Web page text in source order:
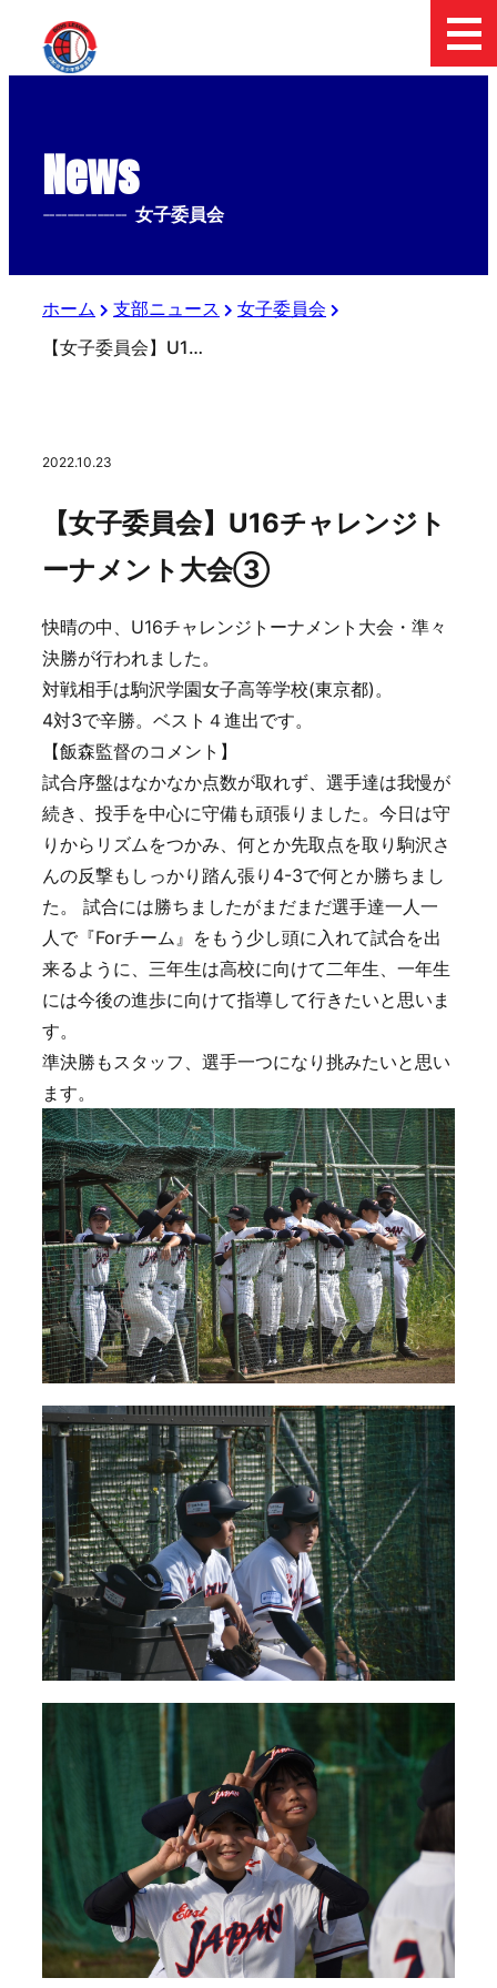
News
-------------- 女子委員会
ホーム 支部ニュース
女子委員会
【女子委員会】U16チャレンジトーナメント大会③
2022.10.23
【女子委員会】U16チャレンジト
ーナメント大会③
快晴の中、U16チャレンジトーナメント大会・準々
決勝が行われました。
対戦相手は駒沢学園女子高等学校(東京都)。
4対3で辛勝。ベスト４進出です。
【飯森監督のコメント】
試合序盤はなかなか点数が取れず、選手達は我慢が
続き、投手を中心に守備も頑張りました。今日は守
りからリズムをつかみ、何とか先取点を取り駒沢さ
んの反撃もしっかり踏ん張り4-3で何とか勝ちまし
た。 試合には勝ちましたがまだまだ選手達一人一
人で『Forチーム』をもう少し頭に入れて試合を出
来るように、三年生は高校に向けて二年生、一年生
には今後の進歩に向けて指導して行きたいと思いま
す。
準決勝もスタッフ、選手一つになり挑みたいと思い
ます。